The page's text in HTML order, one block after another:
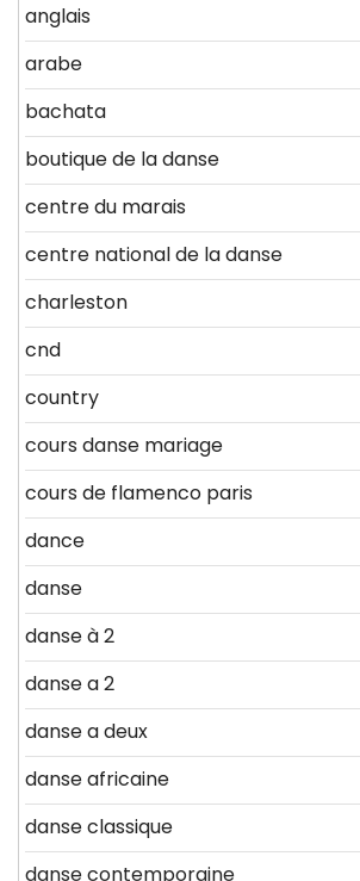
anglais
arabe
bachata
boutique de la danse
centre du marais
centre national de la danse
charleston
cnd
country
cours danse mariage
cours de flamenco paris
dance
danse
danse à 2
danse a 2
danse a deux
danse africaine
danse classique
danse contemporaine